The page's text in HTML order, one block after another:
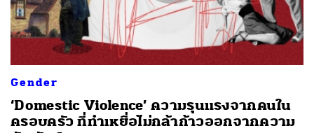
Gender
‘Domestic Violence’ ความรุนแรงจากคนใน
ครอบครัว ที่ทำเหยื่อไม่กล้าก้าวออกจากความ